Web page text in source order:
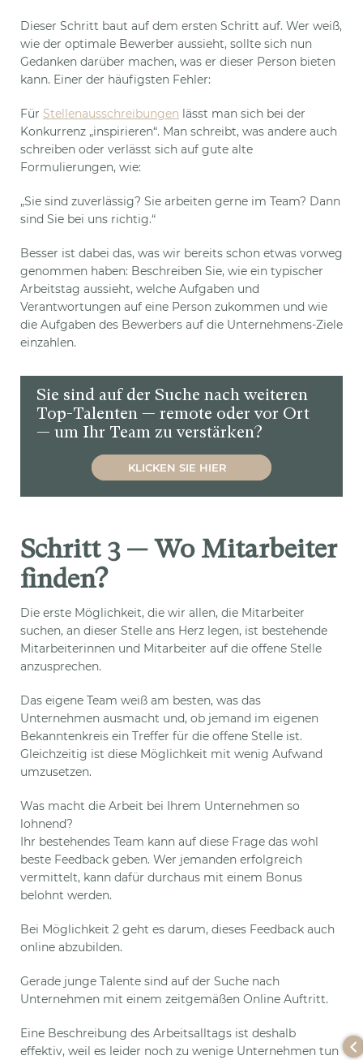
Dieser Schritt baut auf dem ersten Schritt auf. Wer weiß,
wie der optimale Bewerber aussieht, sollte sich nun
Gedanken darüber machen, was er dieser Person bieten
kann. Einer der häufigsten Fehler:
Für Stellenausschreibungen lässt man sich bei der
Konkurrenz „inspirieren“. Man schreibt, was andere auch
schreiben oder verlässt sich auf gute alte
Formulierungen, wie:
„Sie sind zuverlässig? Sie arbeiten gerne im Team? Dann
sind Sie bei uns richtig.“
Besser ist dabei das, was wir bereits schon etwas vorweg
genommen haben: Beschreiben Sie, wie ein typischer
Arbeitstag aussieht, welche Aufgaben und
Verantwortungen auf eine Person zukommen und wie
die Aufgaben des Bewerbers auf die Unternehmens-Ziele
einzahlen.
Sie sind auf der Suche nach weiteren
Top-Talenten — remote oder vor Ort
— um Ihr Team zu verstärken?
KLICKEN SIE HIER
Schritt 3 — Wo Mitarbeiter
finden?
Die erste Möglichkeit, die wir allen, die Mitarbeiter
suchen, an dieser Stelle ans Herz legen, ist bestehende
Mitarbeiterinnen und Mitarbeiter auf die offene Stelle
anzusprechen.
Das eigene Team weiß am besten, was das
Unternehmen ausmacht und, ob jemand im eigenen
Bekanntenkreis ein Treffer für die offene Stelle ist.
Gleichzeitig ist diese Möglichkeit mit wenig Aufwand
umzusetzen.
Was macht die Arbeit bei Ihrem Unternehmen so
lohnend?
Ihr bestehendes Team kann auf diese Frage das wohl
beste Feedback geben. Wer jemanden erfolgreich
vermittelt, kann dafür durchaus mit einem Bonus
belohnt werden.
Bei Möglichkeit 2 geht es darum, dieses Feedback auch
online abzubilden.
Gerade junge Talente sind auf der Suche nach
Unternehmen mit einem zeitgemäßen Online Auftritt.
Eine Beschreibung des Arbeitsalltags ist deshalb
effektiv, weil es leider noch zu wenige Unternehmen tun